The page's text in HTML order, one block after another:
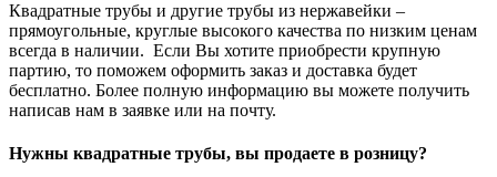
Квадратные трубы и другие трубы из нержавейки –
прямоугольные, круглые высокого качества по низким ценам
всегда в наличии. Если Вы хотите приобрести крупную
партию, то поможем оформить заказ и доставка будет
бесплатно. Более полную информацию вы можете получить
написав нам в заявке или на почту.
Нужны квадратные трубы, вы продаете в розницу?